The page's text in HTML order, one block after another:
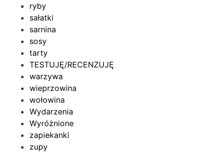
ryby
sałatki
sarnina
sosy
tarty
TESTUJĘ/RECENZUJĘ
warzywa
wieprzowina
wołowina
Wydarzenia
Wyróżnione
zapiekanki
zupy